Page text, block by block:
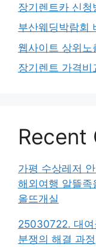
장기렌트카 신
부산웨딩박람회
웹사이트 상위
장기렌트 가격
Recent
가평 수상레저
해외여행 알뜰
올뜨개실
25030722. 대여
분쟁의 해결 과정